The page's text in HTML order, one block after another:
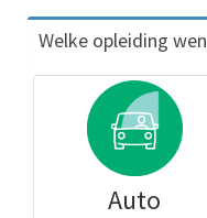
Welke opleiding
Auto